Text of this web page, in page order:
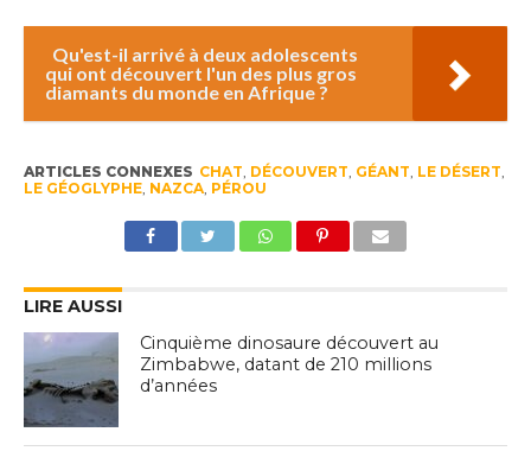
Qu'est-il arrivé à deux adolescents
qui ont découvert l'un des plus gros
diamants du monde en Afrique ?
ARTICLES CONNEXES CHAT DÉCOUVERT GÉANT LE DÉSERT
LE GÉOGLYPHE, NAZCA, PÉROU
LIRE AUSSI
Cinquième dinosaure découvert au
Zimbabwe, datant de 210 millions
d’années